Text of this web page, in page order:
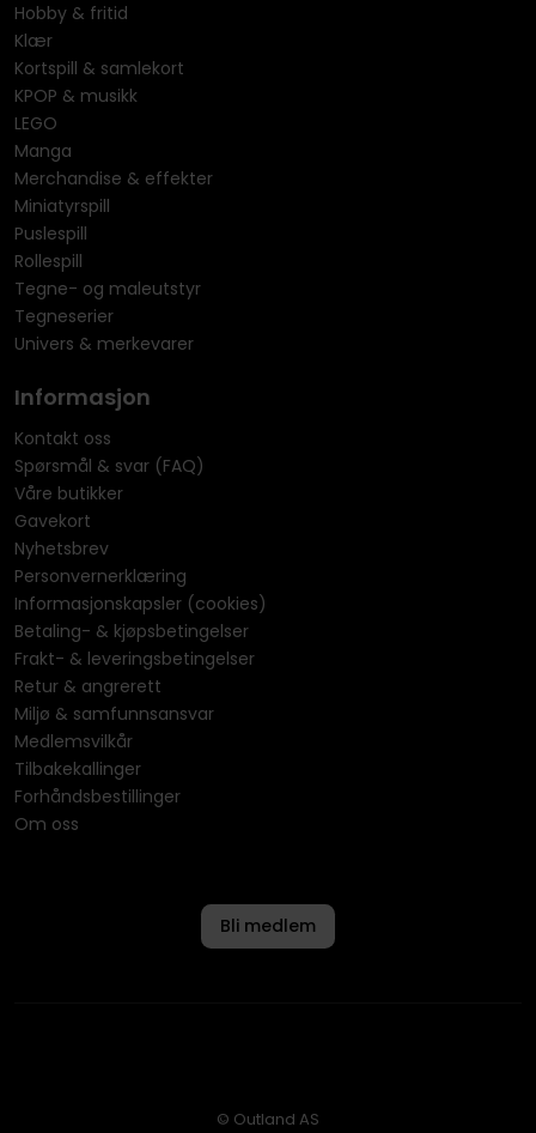
Hobby & fritid
Klær
Kortspill & samlekort
KPOP & musikk
LEGO
Manga
Merchandise & effekter
Miniatyrspill
Puslespill
Rollespill
Tegne- og maleutstyr
Tegneserier
Univers & merkevarer
Informasjon
Kontakt oss
Spørsmål & svar (FAQ)
Våre butikker
Gavekort
Nyhetsbrev
Personvernerklæring
Informasjonskapsler (cookies)
Betaling- & kjøpsbetingelser
Frakt- & leveringsbetingelser
Retur & angrerett
Miljø & samfunnsansvar
Medlemsvilkår
Tilbakekallinger
Forhåndsbestillinger
Om oss
Bli medlem
© Outland AS